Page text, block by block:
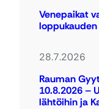
Venepaikat
28.7.2026
Rauman
10.8.2026 –
lähtöihin ja